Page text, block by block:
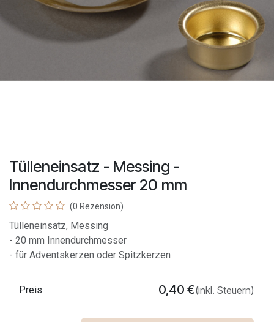
Tülleneinsatz - Messing -
Innendurchmesser 20 mm
(0 Rezension)
Tülleneinsatz, Messing
- 20 mm Innendurchmesser
- für Adventskerzen oder Spitzkerzen
Preis 0,40 €(inkl. Steuern)